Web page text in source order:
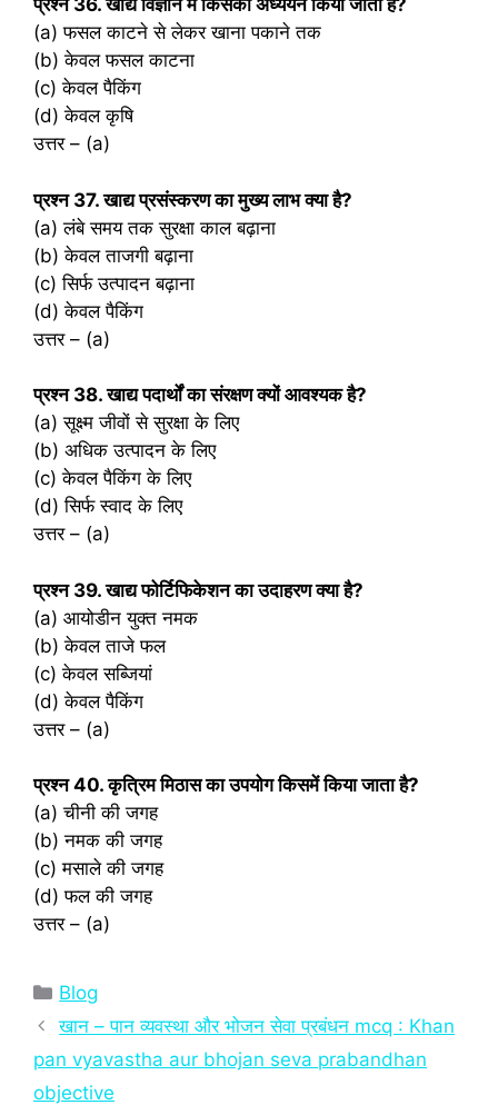
प्रश्‍न 36. खाद्य विज्ञान में किसका अध्ययन किया जाता है?
(a) फसल काटने से लेकर खाना पकाने तक
(b) केवल फसल काटना
(c) केवल पैकिंग
(d) केवल कृषि
उत्तर – (a)
प्रश्‍न 37. खाद्य प्रसंस्करण का मुख्य लाभ क्या है?
(a) लंबे समय तक सुरक्षा काल बढ़ाना
(b) केवल ताजगी बढ़ाना
(c) सिर्फ उत्पादन बढ़ाना
(d) केवल पैकिंग
उत्तर – (a)
प्रश्‍न 38. खाद्य पदार्थों का संरक्षण क्यों आवश्यक है?
(a) सूक्ष्म जीवों से सुरक्षा के लिए
(b) अधिक उत्पादन के लिए
(c) केवल पैकिंग के लिए
(d) सिर्फ स्वाद के लिए
उत्तर – (a)
प्रश्‍न 39. खाद्य फोर्टिफिकेशन का उदाहरण क्या है?
(a) आयोडीन युक्त नमक
(b) केवल ताजे फल
(c) केवल सब्जियां
(d) केवल पैकिंग
उत्तर – (a)
प्रश्‍न 40. कृत्रिम मिठास का उपयोग किसमें किया जाता है?
(a) चीनी की जगह
(b) नमक की जगह
(c) मसाले की जगह
(d) फल की जगह
उत्तर – (a)
Categories
Blog
खान – पान व्यवस्था और भोजन सेवा प्रबंधन mcq : Khan
pan vyavastha aur bhojan seva prabandhan
objective